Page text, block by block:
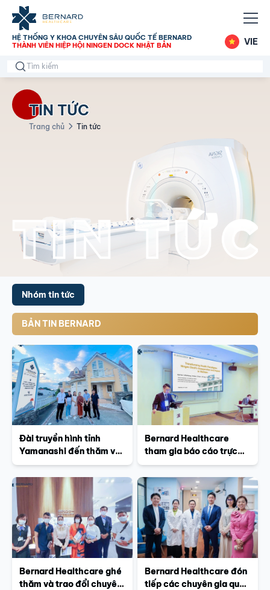
HỆ THỐNG Y KHOA CHUYÊN SÂU QUỐC TẾ BERNARD
THÀNH VIÊN HIỆP HỘI NINGEN DOCK NHẬT BẢN
VIE
TIN TỨC
Trang chủ Tin tức
Nhóm tin tức
BẢN TIN BERNARD
Đài truyền hình tỉnh
Yamanashi đến thăm và
làm việc tại văn phòng
đại diện của Bernard
Healthcare ở Nhật Bản
Bernard Healthcare
tham gia báo cáo trực
tiếp tại Hội nghị Khoa
học thường niên Ningen
Dock 2024
Bernard Healthcare ghé
thăm và trao đổi chuyên
Bernard Healthcare đón
tiếp các chuyên gia quốc